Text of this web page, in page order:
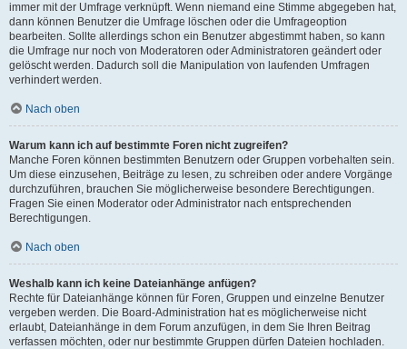
immer mit der Umfrage verknüpft. Wenn niemand eine Stimme abgegeben hat,
dann können Benutzer die Umfrage löschen oder die Umfrageoption
bearbeiten. Sollte allerdings schon ein Benutzer abgestimmt haben, so kann
die Umfrage nur noch von Moderatoren oder Administratoren geändert oder
gelöscht werden. Dadurch soll die Manipulation von laufenden Umfragen
verhindert werden.
Nach oben
Warum kann ich auf bestimmte Foren nicht zugreifen?
Manche Foren können bestimmten Benutzern oder Gruppen vorbehalten sein.
Um diese einzusehen, Beiträge zu lesen, zu schreiben oder andere Vorgänge
durchzuführen, brauchen Sie möglicherweise besondere Berechtigungen.
Fragen Sie einen Moderator oder Administrator nach entsprechenden
Berechtigungen.
Nach oben
Weshalb kann ich keine Dateianhänge anfügen?
Rechte für Dateianhänge können für Foren, Gruppen und einzelne Benutzer
vergeben werden. Die Board-Administration hat es möglicherweise nicht
erlaubt, Dateianhänge in dem Forum anzufügen, in dem Sie Ihren Beitrag
verfassen möchten, oder nur bestimmte Gruppen dürfen Dateien hochladen.